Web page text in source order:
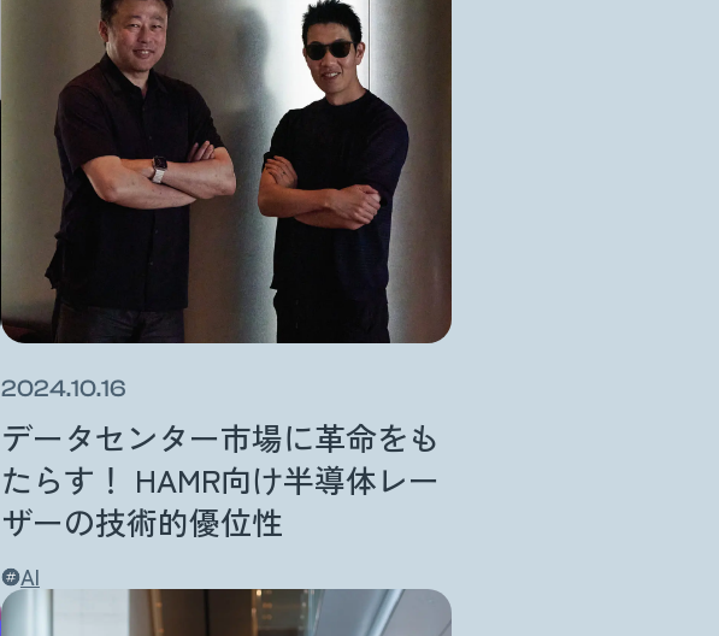
2024.10.16
データセンター市場に革命をも
たらす！ HAMR向け半導体レー
ザーの技術的優位性
AI